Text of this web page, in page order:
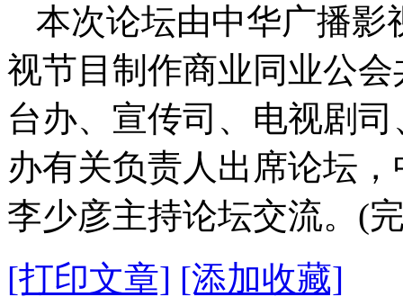
本次论坛由中华广播影
视节目制作商业同业公
台办、宣传司、电视剧
办有关负责人出席论坛
李少彦主持论坛交流。(
[打印文章] [添加收藏]